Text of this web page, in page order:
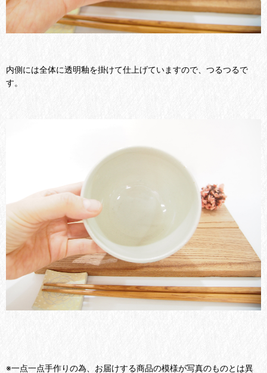
内側には全体に透明釉を掛けて仕上げていますので、つるつるで
す。
※一点一点手作りの為、お届けする商品の模様が写真のものとは異